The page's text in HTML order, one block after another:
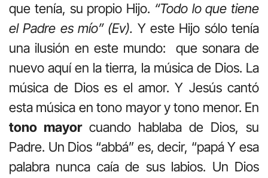
que tenía, su propio Hijo. “Todo lo que tiene
el Padre es mío” (Ev). Y este Hijo sólo tenía
una ilusión en este mundo: que sonara de
nuevo aquí en la tierra, la música de Dios. La
música de Dios es el amor. Y Jesús cantó
esta música en tono mayor y tono menor. En
tono mayorcuando hablaba de Dios, su
Padre. Un Dios “abbá” es, decir, “papá Y esa
palabra nunca caía de sus labios. Un Dios